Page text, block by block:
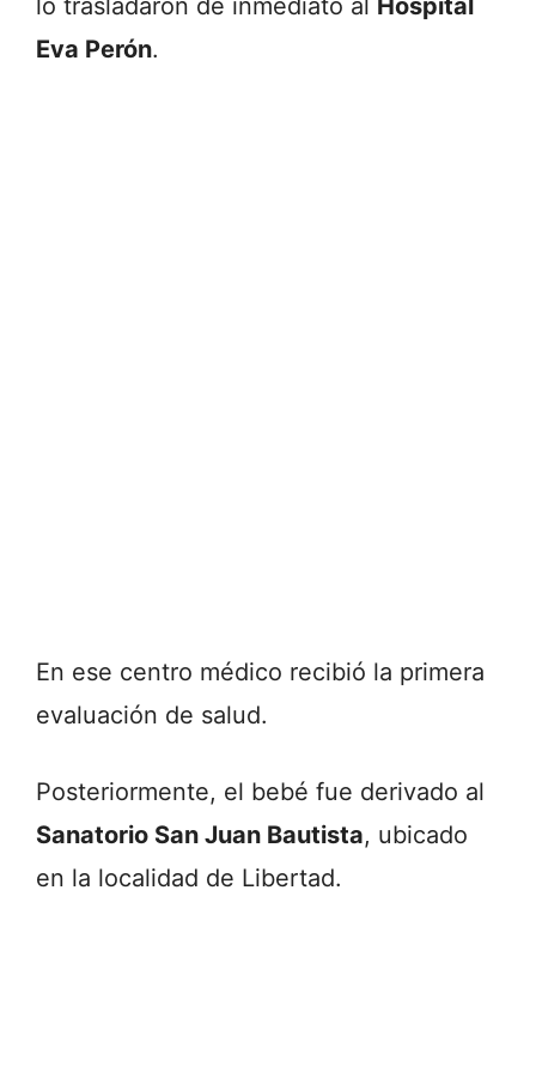
lo trasladaron de inmediato al Hospital
Eva Perón.
En ese centro médico recibió la primera
evaluación de salud.
Posteriormente, el bebé fue derivado al
Sanatorio San Juan Bautista, ubicado
en la localidad de Libertad.